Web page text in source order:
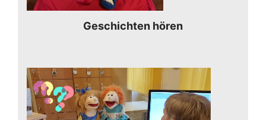
Geschichten hören